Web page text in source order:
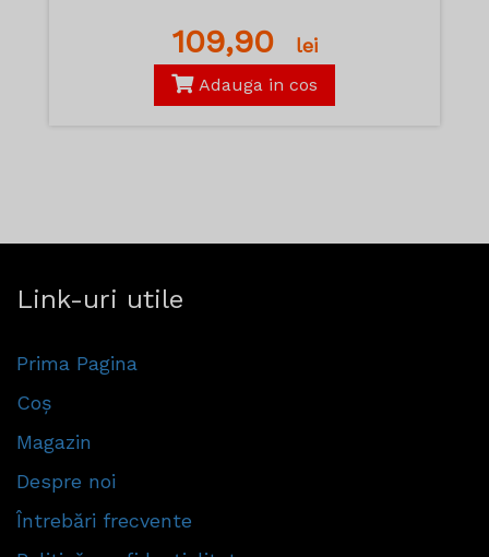
109,90 lei
Adauga in cos
Link-uri utile
Prima Pagina
Coș
Magazin
Despre noi
Întrebări frecvente